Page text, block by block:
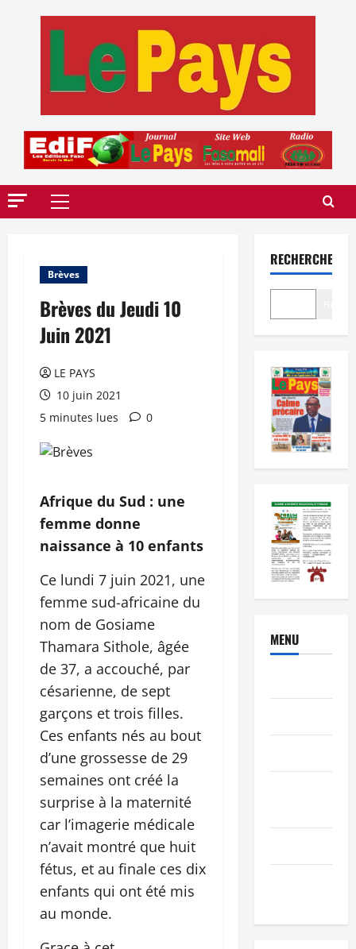
Menu
Brèves
Brèves du Jeudi 10
Juin 2021
LE PAYS
10 juin 2021
5 minutes lues
0
Afrique du Sud : une
femme donne
naissance à 10 enfants
Ce lundi 7 juin 2021, une
femme sud-africaine du
nom de Gosiame
Thamara Sithole, âgée
de 37, a accouché, par
césarienne, de sept
garçons et trois filles.
Ces enfants nés au bout
d’une grossesse de 29
semaines ont créé la
surprise à la maternité
car l’imagerie médicale
n’avait montré que huit
fétus, et au finale ces dix
enfants qui ont été mis
au monde.
RECHERCHER
MENU